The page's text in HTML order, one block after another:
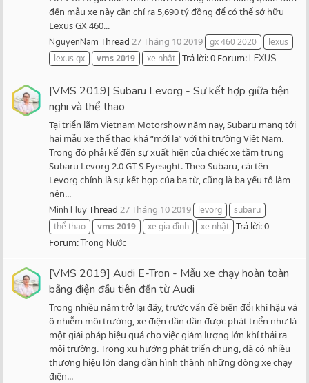
đến mẫu xe này cần chỉ ra 5,690 tỷ đồng để có thể sở hữu
Lexus GX 460...
NguyenNam Thread 27 Tháng 10 2019 gx 460 2020
lexus
lexus gx
vms2019 xe nhật Trả lời: 0 Forum:LEXUS
[VMS 2019] Subaru Levorg - Sự kết hợp giữa tiện
nghi và thể thao
Tại triển lãm Vietnam Motorshow năm nay, Subaru mang tới
hai mẫu xe thể thao khá “mới lạ” với thị trường Việt Nam.
Trong đó phải kể đến sự xuất hiện của chiếc xe tầm trung
Subaru Levorg 2.0 GT-S Eyesight. Theo Subaru, cái tên
Levorg chính là sự kết hợp của ba từ, cũng là ba yếu tố làm
nên...
Minh HuyThread 27 Tháng 10 2019 levorg
subaru
thể thao
vms2019 xe gia đình xe nhật Trả lời: 0
Forum:Trong Nước
[VMS 2019] Audi E-Tron - Mẫu xe chạy hoàn toàn
bằng điện đầu tiên đến từ Audi
Trong nhiều năm trở lại đây, trước vấn đề biến đổi khí hậu và
ô nhiễm môi trường, xe điện dần dần được phát triển như là
một giải pháp hiệu quả cho việc giảm lượng lớn khí thải ra
môi trường. Trong xu hướng phát triển chung, đã có nhiều
thương hiệu lớn đang dần hình thành những dòng xe chạy
điện...